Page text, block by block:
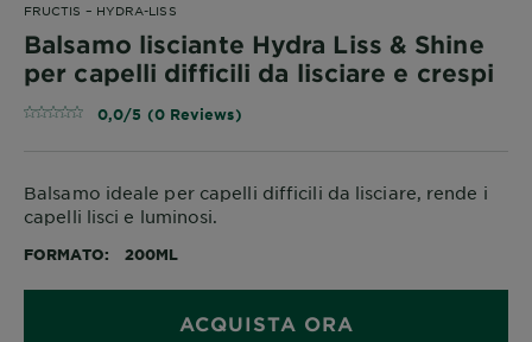
FRUCTIS – HYDRA-LISS
Balsamo lisciante Hydra Liss & Shine
per capelli difficili da lisciare e crespi
0,0/5 (0 Reviews)
Balsamo ideale per capelli difficili da lisciare, rende i
capelli lisci e luminosi.
FORMATO 200ML
ACQUISTA ORA